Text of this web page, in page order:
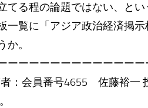
る程の論題ではない、とい
覧に「アジア政治経済掲
。
ーーーーーーーーーーーー
：会員番号4655 佐藤裕一